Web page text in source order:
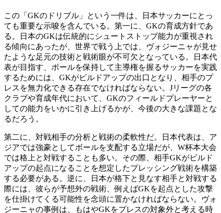
この「GKのドリブル」という一件は、日本サッカーにとっ
ても重要な示唆を含んでいる。第一に、GKの育成方針であ
る。日本のGKは伝統的にシュートストップ能力が重視され
る傾向にあったが、世界で戦う上では、ヴォジーニャが見せ
たような足元の技術と戦術眼が不可欠となっている。日本代
表が目指す、ボールを保持して主導権を握るサッカーを実践
するためには、GKがビルドアップの出口となり、相手のプ
レスを無力化できる存在でなければならない。Jリーグの各
クラブや育成年代において、GKのフィールドプレーヤーと
しての能力をいかに引き上げるかが、今後の大きな課題とな
るだろう。
第二に、対戦相手の分析と戦術の柔軟性だ。日本代表は、ア
ジアでは強豪としてボールを支配する立場だが、W杯本大会
では格上と対戦することも多い。その際、相手GKがビルド
アップの起点になることを想定したプレッシング戦術を構築
する必要がある。逆に、日本が格下と見なす相手と対戦する
際には、彼らが予想外の戦術、例えばGKを起点とした攻撃
を仕掛けてくる可能性を念頭に置かなければならない。ヴォ
ジーニャの事例は、もはやGKをプレスの対象外と考える時